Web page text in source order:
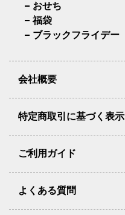
おせち
福袋
ブラックフライデー
会社概要
特定商取引に基づく表示
ご利用ガイド
よくある質問